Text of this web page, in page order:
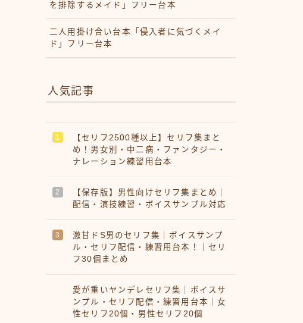
を排除するメイド」フリー台本
二人用掛け合い台本「侵入者に気づくメイ
ド」フリー台本
人気記事
【セリフ2500種以上】セリフ集まと
め！男女別・中二病・ファンタジー・
ナレーション練習用台本
【保存版】男性向けセリフ集まとめ｜
配信・演技練習・ボイスサンプル対応
激甘ドS男のセリフ集｜ボイスサンプ
ル・セリフ配信・練習用台本！｜セリ
フ30個まとめ
愛が重いヤンデレセリフ集｜ボイスサ
ンプル・セリフ配信・練習用台本｜女
性セリフ20個・男性セリフ20個